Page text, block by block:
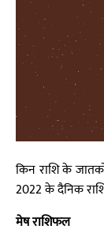
किन राशि के
2022 के दैनिक
मेष राशिफल